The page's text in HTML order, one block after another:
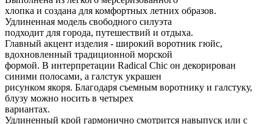
хлопка и создана для комфортных летних образов.
Удлиненная модель свободного силуэта
подходит для города, путешествий и отдыха.
Главный акцент изделия - широкий воротник гюйс,
вдохновленный традиционной морской
формой. В интерпретации Radical Chic он декорирован
синими полосами, а галстук украшен
рисунком якоря. Благодаря съемным воротнику и галстуку,
блузу можно носить в четырех
вариантах.
Удлиненный крой гармонично смотрится навыпуск или с